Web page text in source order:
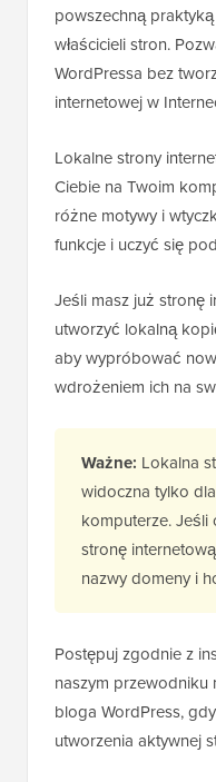
powszechną
właścicieli stron.
WordPressa bez
internetowej w
Lokalne strony
Ciebie na Twoim
różne motywy i
funkcje i uczyć się
Jeśli masz już stronę
utworzyć lokalną
aby wypróbować
wdrożeniem ich na
Ważne: Lokalna
widoczna tylko
komputerze. Jeśli
stronę
nazwy domeny i
Postępuj zgodnie z
naszym przewodniku
bloga WordPress,
utworzenia aktywnej